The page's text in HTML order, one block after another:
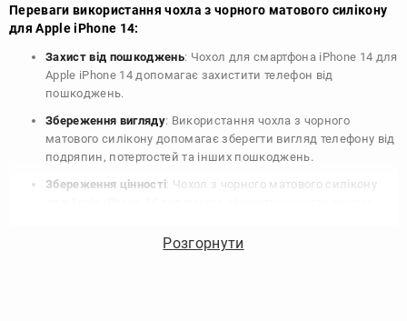
Переваги використання чохла з чорного матового силікону
для Apple iPhone 14:
Захист від пошкоджень: Чохол для смартфона iPhone 14 для
Apple iPhone 14 допомагає захистити телефон від
пошкоджень.
Збереження вигляду: Використання чохла з чорного
матового силікону допомагає зберегти вигляд телефону від
подряпин, потертостей та інших пошкоджень.
Збереження цінності: Чохол з чорного матового силікону
продати свій пристрій в майбутньому.
Розгорнути